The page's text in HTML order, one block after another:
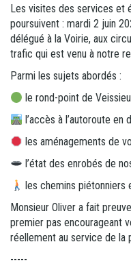
Les visites des services et
poursuivent : mardi 2 juin
délégué à la Voirie, aux
trafic qui est venu à notre
Parmi les sujets abordés :
le rond-point de
l’accès à l’autoroute en
les aménagements de
l’état des enrobés de
les chemins piétonniers
Monsieur Oliver a fait
premier pas encourageant
réellement au service de la
-----